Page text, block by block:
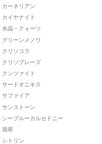
カーネリアン
カイヤナイト
水晶・クォーツ
グリーンメノウ
クリソコラ
クリソプレーズ
クンツァイト
サードオニキス
サファイア
サンストーン
シーブルーカルセドニー
翡翠
シトリン